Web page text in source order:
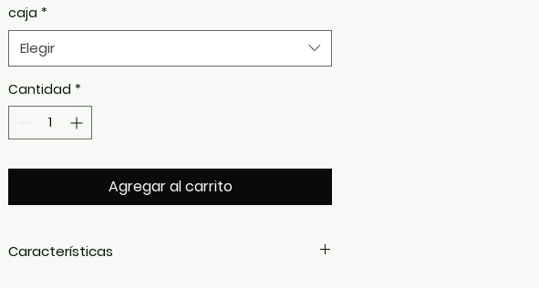
caja *
Elegir
Cantidad *
Agregar al carrito
Características